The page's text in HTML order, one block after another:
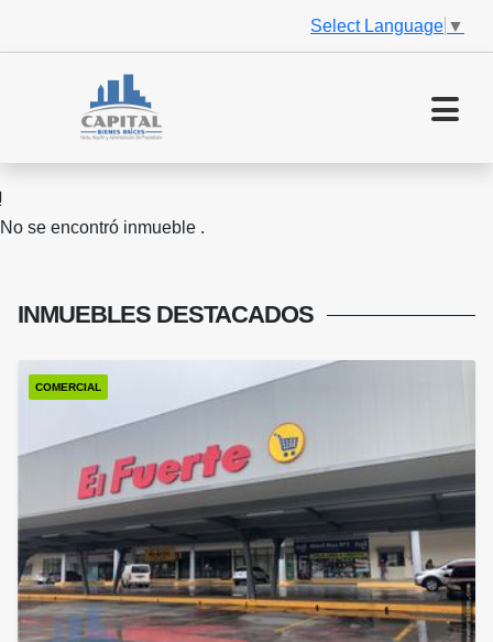
Select Language ▼
No se encontró inmueble .
INMUEBLES DESTACADOS
COMERCIAL